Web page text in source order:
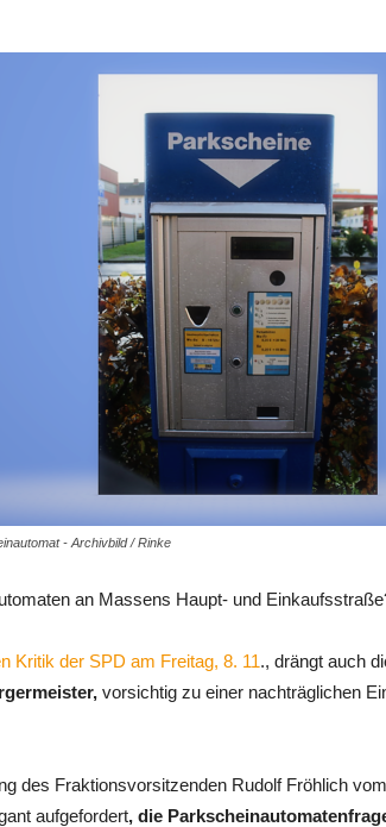
- Archivbild / Rinke
an Massens Haupt- und
Kritik der SPD am Freitag, 8. 11., drängt auch
vorsichtig zu einer nachträglichen
des Fraktionsvorsitzenden Rudolf Fröhlich
aufgefordert, die